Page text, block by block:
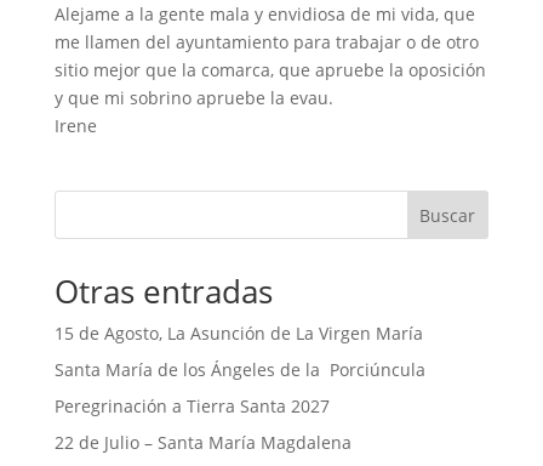
Alejame a la gente mala y envidiosa de mi vida, que
me llamen del ayuntamiento para trabajar o de otro
sitio mejor que la comarca, que apruebe la oposición
y que mi sobrino apruebe la evau.
Irene
Buscar
Otras entradas
15 de Agosto, La Asunción de La Virgen María
Santa María de los Ángeles de la Porciúncula
Peregrinación a Tierra Santa 2027
22 de Julio – Santa María Magdalena